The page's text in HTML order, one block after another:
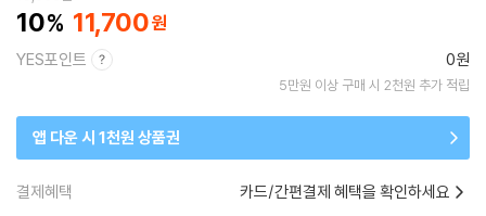
10 11,700
YES포인트 0원
5만원 이상 구매 시 2천원 추가 적립
앱 다운 시 1천원 상품권
결제혜택 카드/간편결제 혜택을 확인하세요